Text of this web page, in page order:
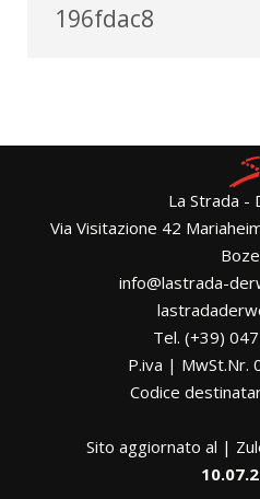
196fdac8
La Strada -
Via Visitazione 42
info@lastrada-
Tel. (+39)
P.iva | MwSt.Nr.
Codice
Sito aggiornato al |